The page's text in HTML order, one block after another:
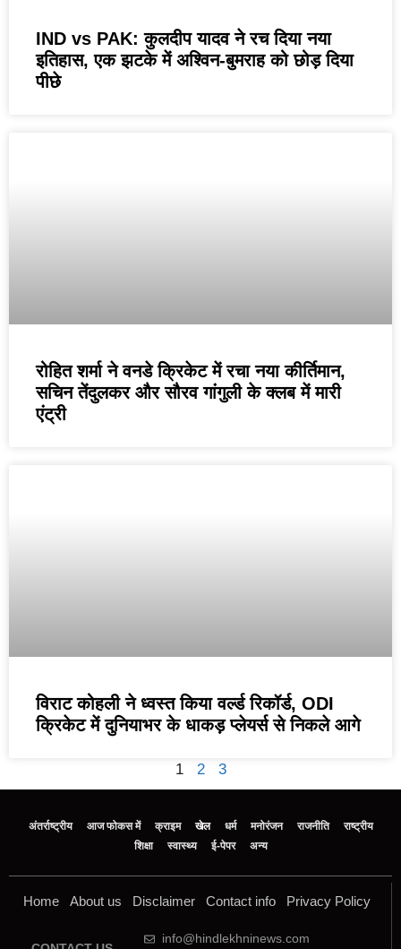
IND vs PAK: कुलदीप यादव ने रच दिया नया
इतिहास, एक झटके में अश्विन-बुमराह को छोड़ दिया
पीछे
रोहित शर्मा ने वनडे क्रिकेट में रचा नया कीर्तिमान,
सचिन तेंदुलकर और सौरव गांगुली के क्लब में मारी
एंट्री
विराट कोहली ने ध्वस्त किया वर्ल्ड रिकॉर्ड, ODI
क्रिकेट में दुनियाभर के धाकड़ प्लेयर्स से निकले आगे
1 2 3
अंतर्राष्ट्रीय आज फोकस में क्राइम खेल धर्म मनोरंजन राजनीति
राष्ट्रीय
शिक्षा
स्वास्थ्य ई-पेपर अन्य
Home About us Disclaimer Contact info Privacy Policy
info@hindlekhninews.com